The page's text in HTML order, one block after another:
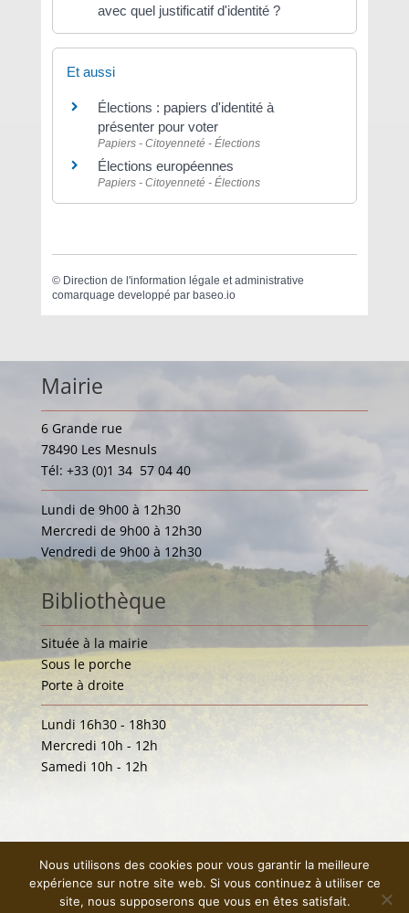
avec quel justificatif d'identité ?
Et aussi
Élections : papiers d'identité à
présenter pour voter
Papiers - Citoyenneté - Élections
Élections européennes
Papiers - Citoyenneté - Élections
© Direction de l'information légale et administrative
comarquage developpé par baseo.io
Mairie
6 Grande rue
78490 Les Mesnuls
Tél: +33 (0)1 34 57 04 40
Lundi de 9h00 à 12h30
Mercredi de 9h00 à 12h30
Vendredi de 9h00 à 12h30
Bibliothèque
Située à la mairie
Sous le porche
Porte à droite
Lundi 16h30 - 18h30
Mercredi 10h - 12h
Samedi 10h - 12h
Nous utilisons des cookies pour vous garantir la meilleure
expérience sur notre site web. Si vous continuez à utiliser ce
site, nous supposerons que vous en êtes satisfait.